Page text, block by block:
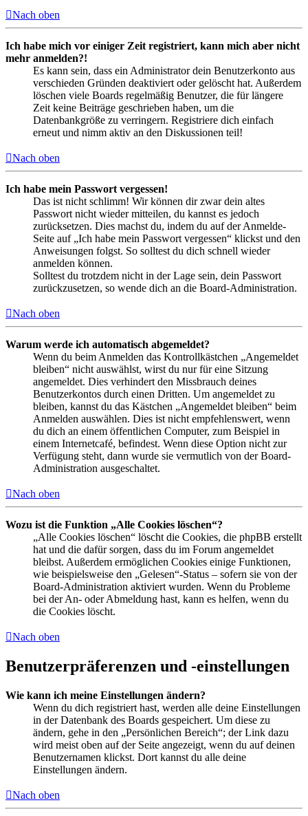
Nach oben
Ich habe mich vor einiger Zeit registriert, kann mich aber nicht
mehr anmelden?!
Es kann sein, dass ein Administrator dein Benutzerkonto aus
verschieden Gründen deaktiviert oder gelöscht hat. Außerdem
löschen viele Boards regelmäßig Benutzer, die für längere
Zeit keine Beiträge geschrieben haben, um die
Datenbankgröße zu verringern. Registriere dich einfach
erneut und nimm aktiv an den Diskussionen teil!
Nach oben
Ich habe mein Passwort vergessen!
Das ist nicht schlimm! Wir können dir zwar dein altes
Passwort nicht wieder mitteilen, du kannst es jedoch
zurücksetzen. Dies machst du, indem du auf der Anmelde-
Seite auf „Ich habe mein Passwort vergessen“ klickst und den
Anweisungen folgst. So solltest du dich schnell wieder
anmelden können.
Solltest du trotzdem nicht in der Lage sein, dein Passwort
zurückzusetzen, so wende dich an die Board-Administration.
Nach oben
Warum werde ich automatisch abgemeldet?
Wenn du beim Anmelden das Kontrollkästchen „Angemeldet
bleiben“ nicht auswählst, wirst du nur für eine Sitzung
angemeldet. Dies verhindert den Missbrauch deines
Benutzerkontos durch einen Dritten. Um angemeldet zu
bleiben, kannst du das Kästchen „Angemeldet bleiben“ beim
Anmelden auswählen. Dies ist nicht empfehlenswert, wenn
du dich an einem öffentlichen Computer, zum Beispiel in
einem Internetcafé, befindest. Wenn diese Option nicht zur
Verfügung steht, dann wurde sie vermutlich von der Board-
Administration ausgeschaltet.
Nach oben
Wozu ist die Funktion „Alle Cookies löschen“?
„Alle Cookies löschen“ löscht die Cookies, die phpBB erstellt
hat und die dafür sorgen, dass du im Forum angemeldet
bleibst. Außerdem ermöglichen Cookies einige Funktionen,
wie beispielsweise den „Gelesen“-Status – sofern sie von der
Board-Administration aktiviert wurden. Wenn du Probleme
bei der An- oder Abmeldung hast, kann es helfen, wenn du
die Cookies löscht.
Nach oben
Benutzerpräferenzen und -einstellungen
Wie kann ich meine Einstellungen ändern?
Wenn du dich registriert hast, werden alle deine Einstellungen
in der Datenbank des Boards gespeichert. Um diese zu
ändern, gehe in den „Persönlichen Bereich“; der Link dazu
wird meist oben auf der Seite angezeigt, wenn du auf deinen
Benutzernamen klickst. Dort kannst du alle deine
Einstellungen ändern.
Nach oben